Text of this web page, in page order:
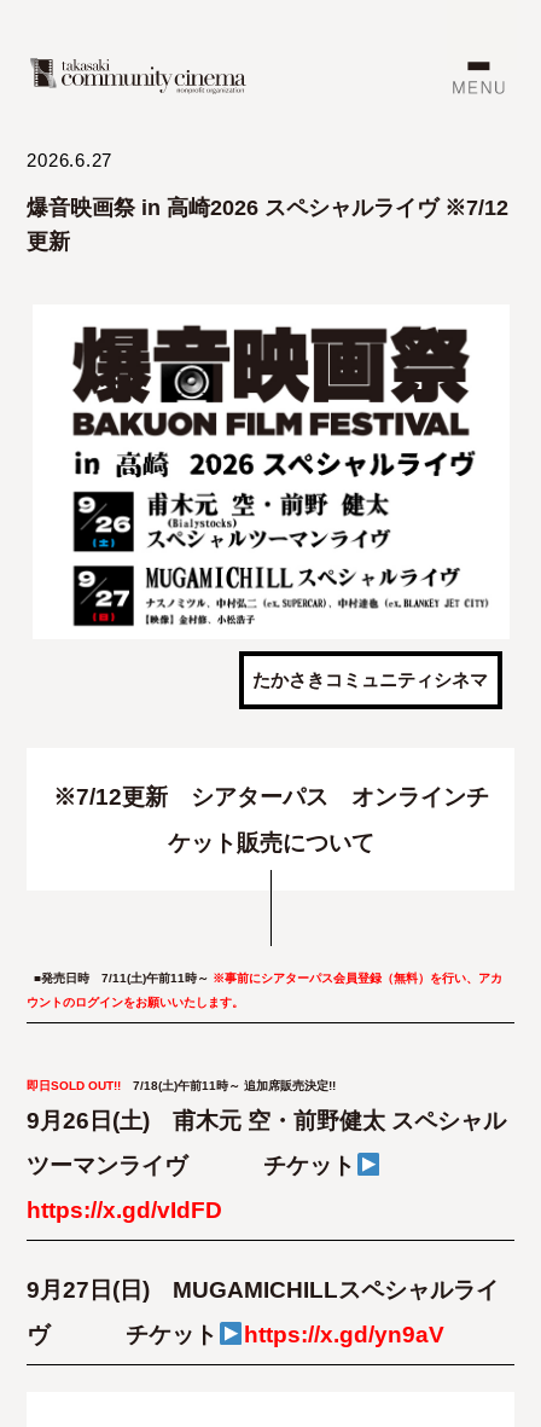
2026.6.27
爆音映画祭 in 高崎2026 スペシャルライヴ ※7/12
更新
たかさきコミュニティシネマ
※7/12更新 シアターパス オンラインチ
ケット販売について
■発売日時 7/11(土)午前11時～ ※事前にシアターパス会員登録（無料）を行い、アカ
ウントのログインをお願いいたします。
即日SOLD OUT!! 7/18(土)午前11時～ 追加席販売決定!!
9月26日(土) 甫木元 空・前野健太 スペシャル
ツーマンライヴ
チケット
https://x.gd/vIdFD
9月27日(日) MUGAMICHILLスペシャルライ
ヴ
チケット https://x.gd/yn9aV